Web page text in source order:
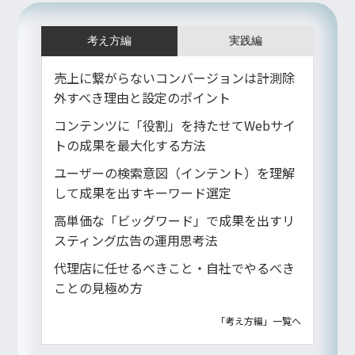
考え方編 実践編
売上に繋がらないコンバージョンは計測除
外すべき理由と設定のポイント
コンテンツに「役割」を持たせてWebサイ
トの成果を最大化する方法
ユーザーの検索意図（インテント）を理解
して成果を出すキーワード選定
高単価な「ビッグワード」で成果を出すリ
スティング広告の運用思考法
代理店に任せるべきこと・自社でやるべき
ことの見極め方
「考え方編」一覧へ